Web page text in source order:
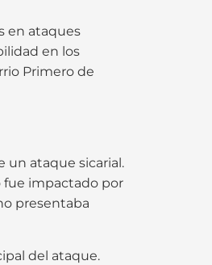
en ataques
en los
Primero de
un ataque sicarial.
fue impactado por
presentaba
del ataque.